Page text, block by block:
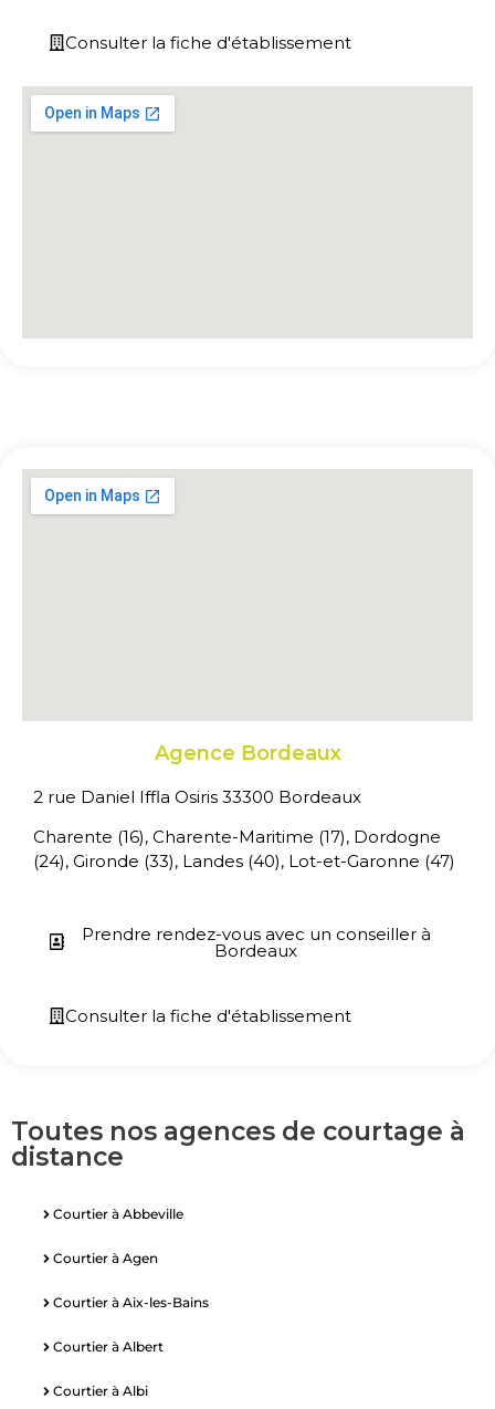
Consulter la fiche d'établissement
Agence Bordeaux
2 rue Daniel Iffla Osiris 33300 Bordeaux
Charente (16), Charente-Maritime (17), Dordogne
(24), Gironde (33), Landes (40), Lot-et-Garonne (47)
Prendre rendez-vous avec un conseiller à
Bordeaux
Consulter la fiche d'établissement
Toutes nos agences de courtage à
distance
Courtier à Abbeville
Courtier à Agen
Courtier à Aix-les-Bains
Courtier à Albert
Courtier à Albi